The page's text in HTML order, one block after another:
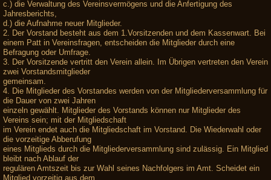
c.) die Verwaltung des Vereinsvermögens und die Anfertigung des
Jahresberichts,
d.) die Aufnahme neuer Mitglieder.
2. Der Vorstand besteht aus dem 1.Vorsitzenden und dem Kassenwart. Bei
einem Patt in Vereinsfragen, entscheiden die Mitglieder durch eine
Befragung oder Umfrage.
3. Der Vorsitzende vertritt den Verein allein. Im Übrigen vertreten den Verein
zwei Vorstandsmitglieder
gemeinsam.
4. Die Mitglieder des Vorstandes werden von der Mitgliederversammlung für
die Dauer von zwei Jahren
einzeln gewählt. Mitglieder des Vorstands können nur Mitglieder des
Vereins sein; mit der Mitgliedschaft
im Verein endet auch die Mitgliedschaft im Vorstand. Die Wiederwahl oder
die vorzeitige Abberufung
eines Mitglieds durch die Mitgliederversammlung sind zulässig. Ein Mitglied
bleibt nach Ablauf der
regulären Amtszeit bis zur Wahl seines Nachfolgers im Amt. Scheidet ein
Mitglied vorzeitig aus dem